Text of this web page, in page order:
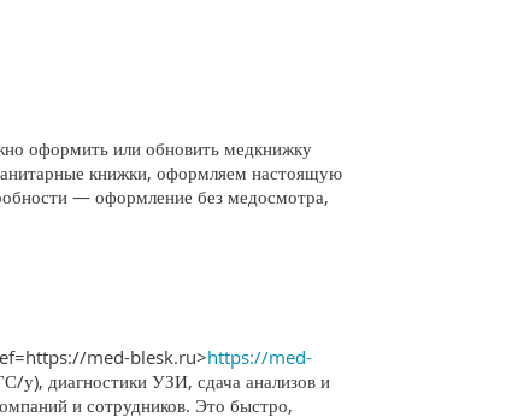
оформить или обновить медкнижку
книжки, оформляем настоящую
— оформление без медосмотра,
med-blesk.ru>https://med-
у), диагностики УЗИ, сдача анализов и
и сотрудников. Это быстро,